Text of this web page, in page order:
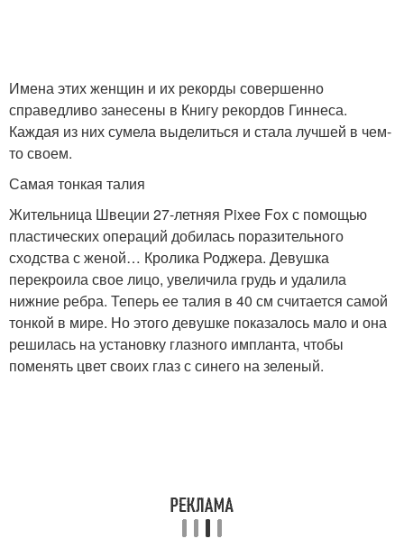
Имена этих женщин и их рекорды совершенно
справедливо занесены в Книгу рекордов Гиннеса.
Каждая из них сумела выделиться и стала лучшей в чем-
то своем.
Самая тонкая талия
Жительница Швеции 27-летняя Pixee Fox с помощью
пластических операций добилась поразительного
сходства с женой… Кролика Роджера. Девушка
перекроила свое лицо, увеличила грудь и удалила
нижние ребра. Теперь ее талия в 40 см считается самой
тонкой в мире. Но этого девушке показалось мало и она
решилась на установку глазного импланта, чтобы
поменять цвет своих глаз с синего на зеленый.